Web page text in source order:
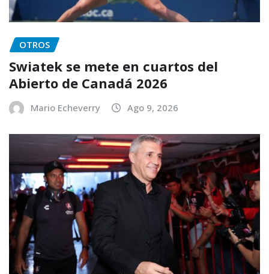
OTROS
Swiatek se mete en cuartos del
Abierto de Canadá 2026
Mario Echeverry Ago 9, 2026